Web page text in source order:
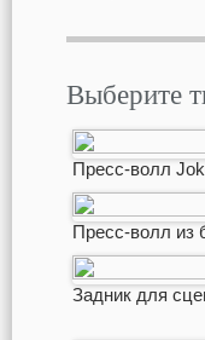
Выберите
Пресс-волл
Пресс-волл из
Задник для